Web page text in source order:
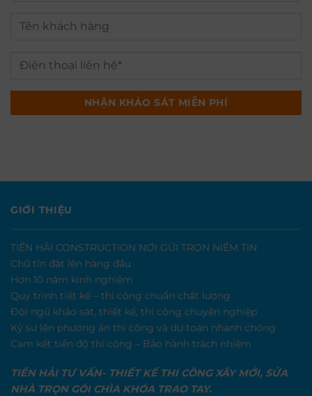
GIỚI THIỆU
TIỀN HẢI CONSTRUCTION NƠI GỬI TRỌN NIỀM TIN
Chữ tín đặt lên hàng đầu
Hơn 10 năm kinh nghiệm
Quy trình tiết kế – thi công chuẩn chất lượng
Đội ngũ khảo sát, thiết kế, thi công chuyên nghiệp
Kỹ sư lên phương án thi công và dự toán nhanh chóng
Cam kết tiến độ thi công – Bảo hành trách nhiệm
TIỀN HẢI TƯ VẤN- THIẾT KẾ THI CÔNG XÂY MỚI, SỬA
NHÀ TRỌN GÓI CHÌA KHÓA TRAO TAY.